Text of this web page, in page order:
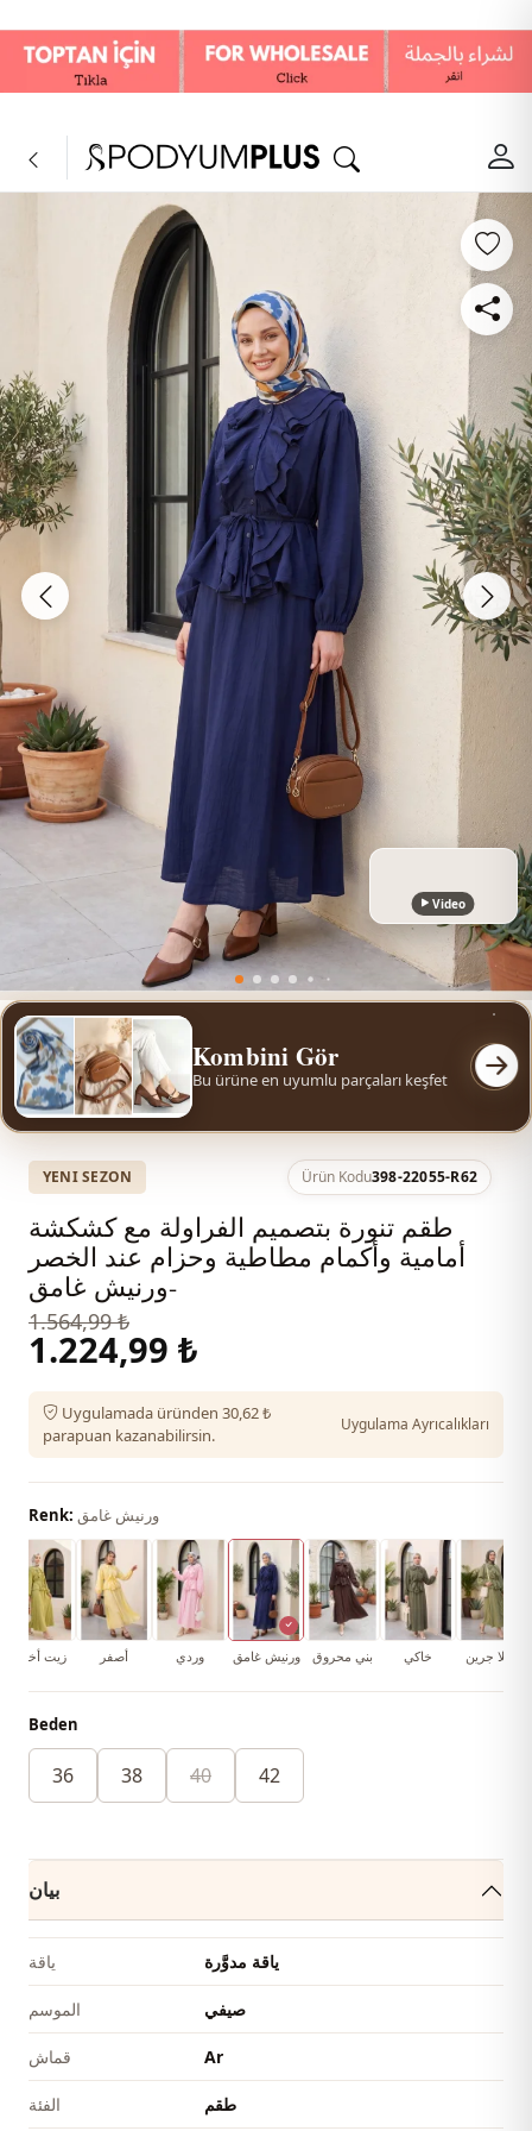
Video
Kombini Gör
Bu ürüne en uyumlu parçaları keşfet
YENI SEZON Ürün Kodu398-22055-R62
طقم تنورة بتصميم الفراولة مع كشكشة
أمامية وأكمام مطاطية وحزام عند الخصر
-ورنيش غامق
1.564,99 ₺
1.224,99 ₺
Uygulamada üründen 30,62 ₺
parapuan kazanabilirsin.
Uygulama Ayrıcalıkları
Renk: ورنيش غامق
زيت أخضر أصفر وردي ورنيش غامق بني محروق خاكي كاجلا جرين
Beden
36 38 40 42
بيان
ياقة ياقة مدوَّرة
الموسم صيفي
قماش Ar
الفئة طقم